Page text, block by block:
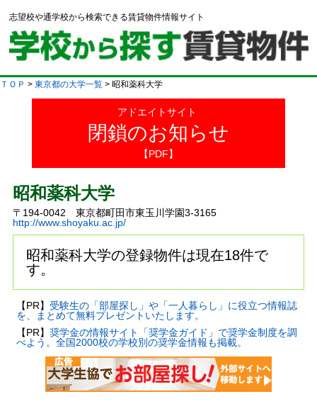
志望校や通学校から検索できる賃貸物件情報サイト
ＴＯＰ > 東京都の大学一覧 > 昭和薬科大学
アドエイトサイト
閉鎖のお知らせ
【PDF】
昭和薬科大学
〒194-0042 東京都町田市東玉川学園3-3165
http://www.shoyaku.ac.jp/
昭和薬科大学の登録物件は現在18件で
す。
【PR】 受験生の「部屋探し」や「一人暮らし」に役立つ情報誌
を、まとめて無料プレゼントいたします。
【PR】 奨学金の情報サイト「奨学金ガイド」で奨学金制度を調
べよう。全国2000校の学校別の奨学金情報も掲載。